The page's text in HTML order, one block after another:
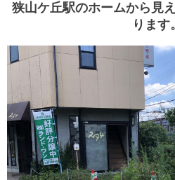
狭山ケ丘駅のホームから見
ります。